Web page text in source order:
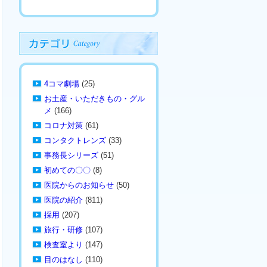
4コマ劇場 (25)
お土産・いただきもの・グル
メ (166)
コロナ対策 (61)
コンタクトレンズ (33)
事務長シリーズ (51)
初めての〇〇 (8)
医院からのお知らせ (50)
医院の紹介 (811)
採用 (207)
旅行・研修 (107)
検査室より (147)
目のはなし (110)